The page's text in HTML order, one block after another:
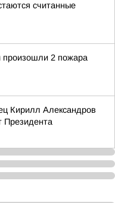
считанные
произошли 2 пожара
Кирилл Александров
Президента